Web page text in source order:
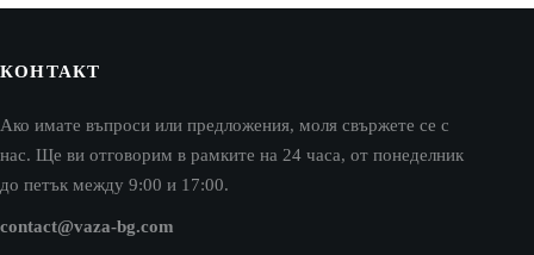
КОНТАКТ
Ако имате въпроси или предложения, моля свържете се с
нас. Ще ви отговорим в рамките на 24 часа, от понеделник
до петък между 9:00 и 17:00.
contact@vaza-bg.com